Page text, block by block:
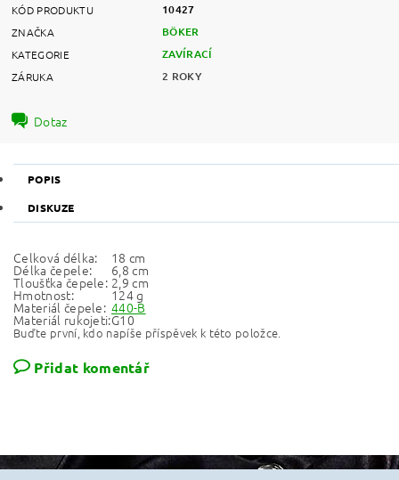
KÓD PRODUKTU 10427
ZNAČKA BÖKER
KATEGORIE ZAVÍRACÍ
ZÁRUKA 2 ROKY
Dotaz
POPIS
DISKUZE
Celková délka: 18 cm
Délka čepele: 6,8 cm
Tloušťka čepele: 2,9 cm
Hmotnost: 124 g
Materiál čepele: 440-B
Materiál rukojeti:G10
Buďte první, kdo napíše příspěvek k této položce.
Přidat komentář